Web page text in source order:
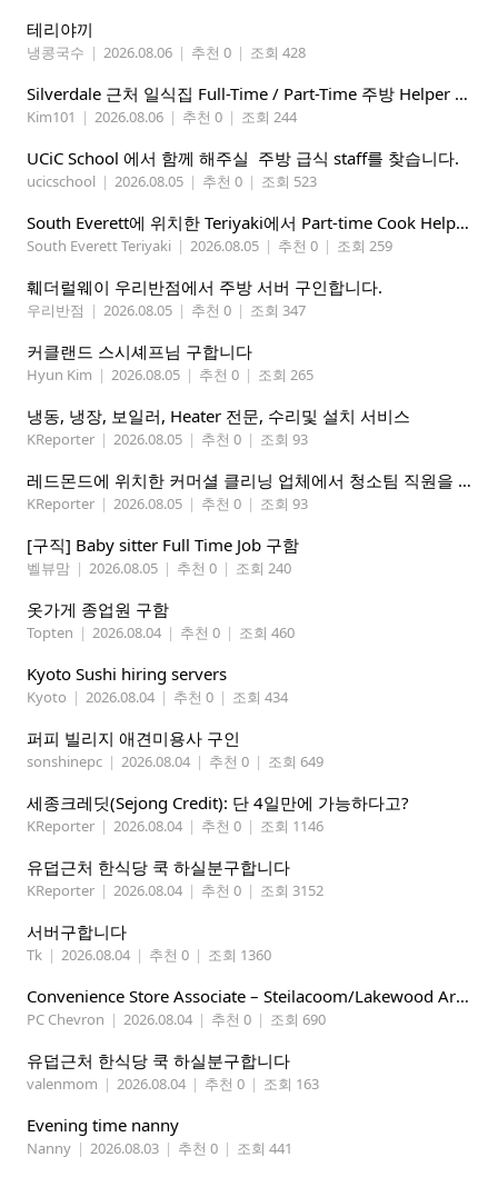
테리야끼
냉콩국수 | 2026.08.06 | 추천 0 | 조회 428
Silverdale 근처 일식집 Full-Time / Part-Time 주방 Helper 구합니다.
Kim101 | 2026.08.06 | 추천 0 | 조회 244
UCiC School 에서 함께 해주실 주방 급식 staff를 찾습니다.
ucicschool | 2026.08.05 | 추천 0 | 조회 523
South Everett에 위치한 Teriyaki에서 Part-time Cook Helper 구합니다. Mon-Sat, 4:00 pm-8:30 pm
South Everett Teriyaki | 2026.08.05 | 추천 0 | 조회 259
훼더럴웨이 우리반점에서 주방 서버 구인합니다.
우리반점 | 2026.08.05 | 추천 0 | 조회 347
커클랜드 스시셰프님 구합니다
Hyun Kim | 2026.08.05 | 추천 0 | 조회 265
냉동, 냉장, 보일러, Heater 전문, 수리및 설치 서비스
KReporter | 2026.08.05 | 추천 0 | 조회 93
레드몬드에 위치한 커머셜 클리닝 업체에서 청소팀 직원을 모집합니다.
KReporter | 2026.08.05 | 추천 0 | 조회 93
[구직] Baby sitter Full Time Job 구함
벨뷰맘 | 2026.08.05 | 추천 0 | 조회 240
옷가게 종업원 구함
Topten | 2026.08.04 | 추천 0 | 조회 460
Kyoto Sushi hiring servers
Kyoto | 2026.08.04 | 추천 0 | 조회 434
퍼피 빌리지 애견미용사 구인
sonshinepc | 2026.08.04 | 추천 0 | 조회 649
세종크레딧(Sejong Credit): 단 4일만에 가능하다고?
KReporter | 2026.08.04 | 추천 0 | 조회 1146
유덥근처 한식당 쿡 하실분구합니다
KReporter | 2026.08.04 | 추천 0 | 조회 3152
서버구합니다
Tk | 2026.08.04 | 추천 0 | 조회 1360
Convenience Store Associate – Steilacoom/Lakewood Area, $19 -$21/hr
PC Chevron | 2026.08.04 | 추천 0 | 조회 690
유덥근처 한식당 쿡 하실분구합니다
valenmom | 2026.08.04 | 추천 0 | 조회 163
Evening time nanny
Nanny | 2026.08.03 | 추천 0 | 조회 441